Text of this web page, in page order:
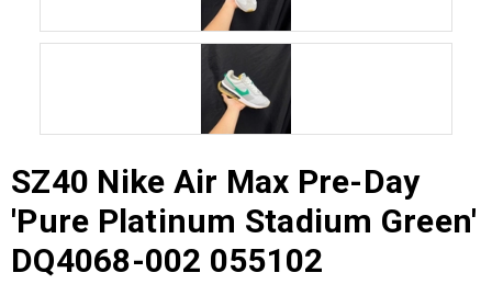
SZ40 Nike Air Max Pre-Day
'Pure Platinum Stadium Green'
DQ4068-002 055102